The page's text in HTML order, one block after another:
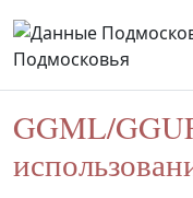
Подмосковья
GGML/